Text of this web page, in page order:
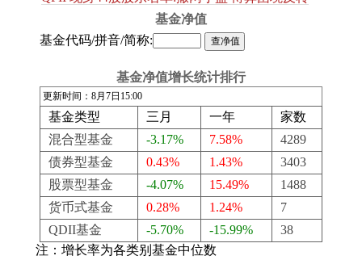
基金净值
基金代码/拼音/简称:
基金净值增长统计排行
更新时间：8月7日15:00
基金类型 三月 一年
家数
混合型基金
-3.17% 7.58%
4289
债券型基金
0.43% 1.43%
3403
股票型基金
-4.07% 15.49%
1488
货币式基金
0.28% 1.24%
7
QDII基金
-5.70% -15.99%
38
注：增长率为各类别基金中位数